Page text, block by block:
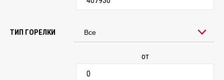
ТИП ГОРЕЛКИ
от